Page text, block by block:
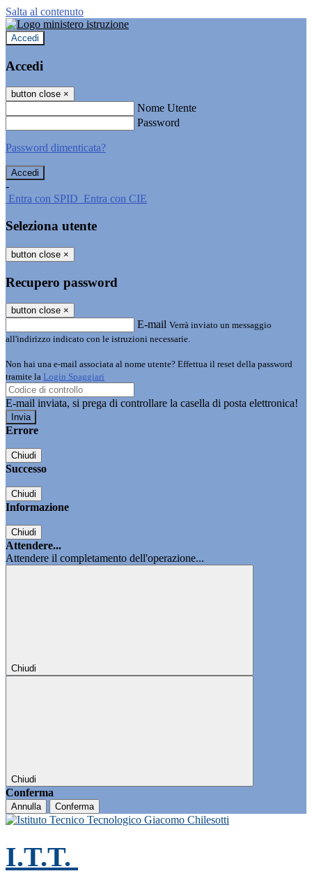
Salta al contenuto
Accedi
Accedi
button close ×
Nome Utente
Password
Password dimenticata?
-
Entra con SPID Entra con CIE
Seleziona utente
button close ×
Recupero password
button close ×
E-mail Verrà inviato un messaggio
all'indirizzo indicato con le istruzioni necessarie.
Non hai una e-mail associata al nome utente? Effettua il reset della password
tramite la Login Spaggiari
E-mail inviata, si prega di controllare la casella di posta elettronica!
Errore
Chiudi
Successo
Chiudi
Informazione
Chiudi
Attendere...
Attendere il completamento dell'operazione...
Chiudi
Chiudi
Conferma
Annulla Conferma
I.T.T.